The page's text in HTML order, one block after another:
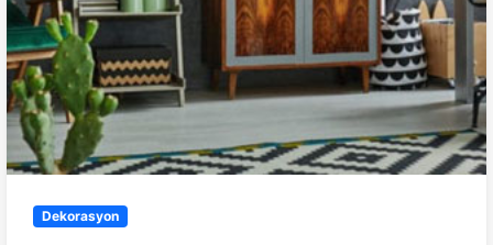
Dekorasyon